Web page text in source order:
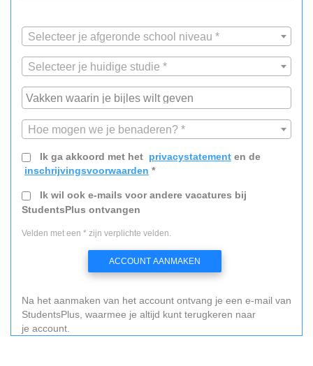
Selecteer je afgeronde school niveau *
Selecteer je huidige studie *
Hoe mogen we je benaderen? *
Ik ga akkoord met het privacystatement en de
inschrijvingsvoorwaarden *
Ik wil ook e-mails voor andere vacatures bij
StudentsPlus ontvangen
Velden met een * zijn verplichte velden.
ACCOUNT AANMAKEN
Na het aanmaken van het account ontvang je een e-mail van
StudentsPlus, waarmee je altijd kunt terugkeren naar
je account.